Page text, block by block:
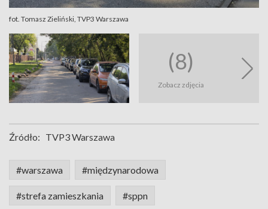
fot. Tomasz Zieliński, TVP3 Warszawa
(8)
Zobacz zdjęcia
Źródło: TVP3 Warszawa
#warszawa #międzynarodowa
#strefa zamieszkania #sppn